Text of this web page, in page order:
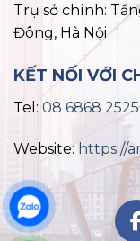
Trụ sở chính:
Đông, Hà Nội
KẾT NỐI VỚI
Tel: 08 6868 2525
Website: https://